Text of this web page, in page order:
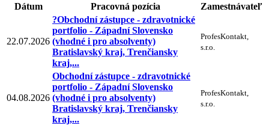
Dátum Pracovná pozícia Zamestnávateľ
22.07.2026
?Obchodní zástupce - zdravotnické
portfolio - Západní Slovensko
(vhodné i pro absolventy)
Bratislavský kraj, Trenčiansky
kraj,...
ProfesKontakt,
s.r.o.
04.08.2026
Obchodní zástupce - zdravotnické
portfolio - Západní Slovensko
(vhodné i pro absolventy)
Bratislavský kraj, Trenčiansky
kraj,...
ProfesKontakt,
s.r.o.